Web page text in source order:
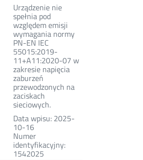
Urządzenie nie
spełnia pod
względem emisji
wymagania normy
PN-EN IEC
55015:2019-
11+A11:2020-07 w
zakresie napięcia
zaburzeń
przewodzonych na
zaciskach
sieciowych.
Data wpisu: 2025-
10-16
Numer
identyfikacyjny:
1542025